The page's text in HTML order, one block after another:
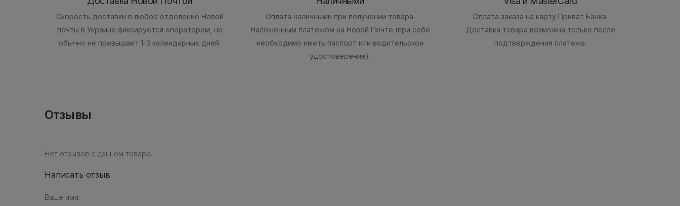
Скорость доставки в любое отделение Новой
почты в Украине фиксируется оператором, но
обычно не превышает 1-3 календарных дней.
Оплата наличными при получении товара.
Наложенным платежом на Новой Почте (при себе
необходимо иметь паспорт или водительское
удостоверение).
Оплата заказа на карту Приват Банка.
Доставка товара возможна только после
подтверждения платежа.
Отзывы
Нет отзывов о данном товаре.
Написать отзыв
Ваше имя: